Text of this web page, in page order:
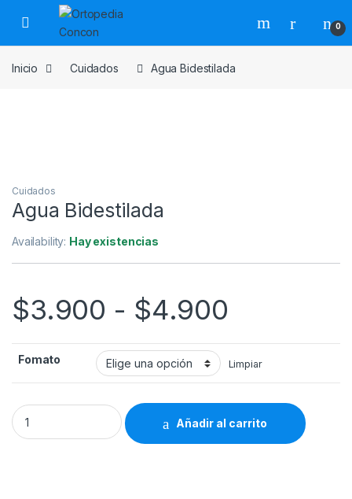
Skip to navigation
Skip to content
0
Inicio Cuidados Agua Bidestilada
Cuidados
Agua Bidestilada
Availability: Hay existencias
$3.900 - $4.900
Fomato Limpiar
Agua Bidestilada quantity
Añadir al carrito